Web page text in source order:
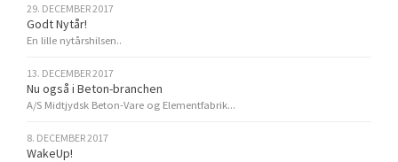
29. DECEMBER 2017
Godt Nytår!
En lille nytårshilsen..
13. DECEMBER 2017
Nu også i Beton-branchen
A/S Midtjydsk Beton-Vare og Elementfabrik...
8. DECEMBER 2017
WakeUp!